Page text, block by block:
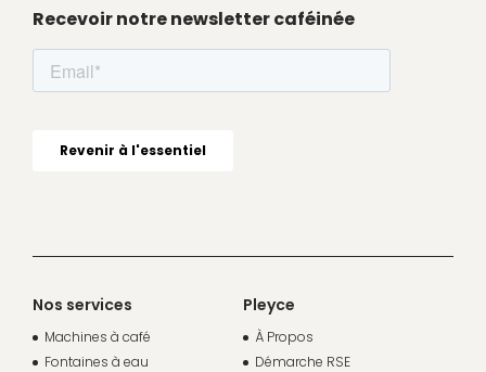
Recevoir notre newsletter caféinée
Nos services
Machines à café
Fontaines à eau
Pleyce
À Propos
Démarche RSE